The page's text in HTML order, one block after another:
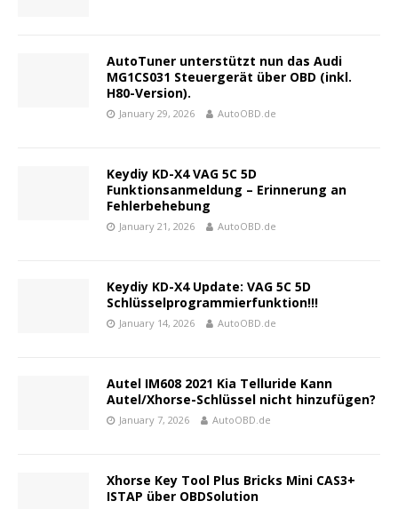
AutoTuner unterstützt nun das Audi
MG1CS031 Steuergerät über OBD (inkl.
H80-Version).
January 29, 2026 AutoOBD.de
Keydiy KD-X4 VAG 5C 5D
Funktionsanmeldung – Erinnerung an
Fehlerbehebung
January 21, 2026 AutoOBD.de
Keydiy KD-X4 Update: VAG 5C 5D
Schlüsselprogrammierfunktion!!!
January 14, 2026 AutoOBD.de
Autel IM608 2021 Kia Telluride Kann
Autel/Xhorse-Schlüssel nicht hinzufügen?
January 7, 2026 AutoOBD.de
Xhorse Key Tool Plus Bricks Mini CAS3+
ISTAP über OBDSolution